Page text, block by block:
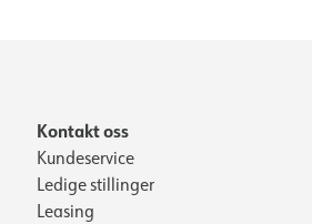
Kontakt oss
Kundeservice
Ledige stillinger
Leasing